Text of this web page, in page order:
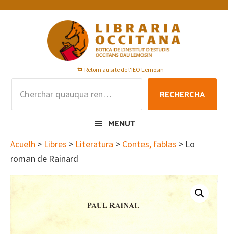
Skip
Skip
Skip
Retorn au site de l'IEO Lemosin
RECHERCHA
MENUT
Acuelh > Libres > Literatura > Contes, fablas > Lo
roman de Rainard